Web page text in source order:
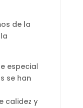
de la
especial
se han
calidez y